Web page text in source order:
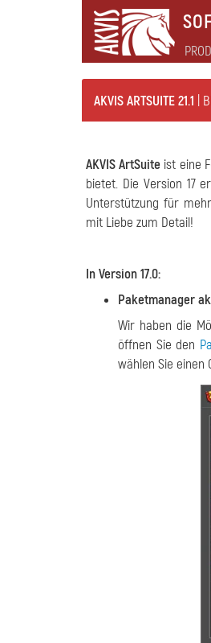
AKVIS ARTSUITE 21.1 |
AKVIS ArtSuite ist eine
bietet. Die Version 17
Unterstützung für
mit Liebe zum Detail!
In Version 17.0:
Paketmanager
Wir haben die
öffnen Sie den
wählen Sie einen